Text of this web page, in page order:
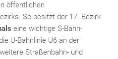
öffentlichen
So besitzt der 17. Bezirk
eine wichtige S-Bahn-
U-Bahnlinie U6 an der
Straßenbahn- und